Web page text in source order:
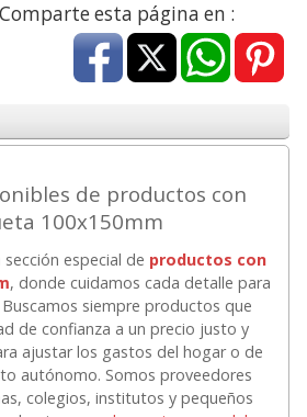
Comparte esta página en :
de productos con
100x150mm
especial de productos con
, donde cuidamos cada detalle para
siempre productos que
de confianza a un precio justo y
ajustar los gastos del hogar o de
autónomo. Somos proveedores
colegios, institutos y pequeños